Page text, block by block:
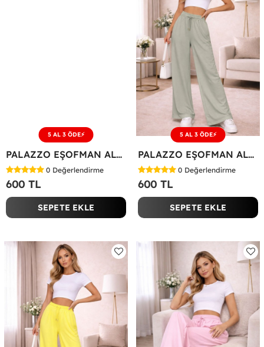
5 AL 3 ÖDE⚡
PALAZZO EŞOFMAN ALTI Bej
0 Değerlendirme
600 TL
SEPETE EKLE
5 AL 3 ÖDE⚡
PALAZZO EŞOFMAN ALTI Mint Yeşili
0 Değerlendirme
600 TL
SEPETE EKLE